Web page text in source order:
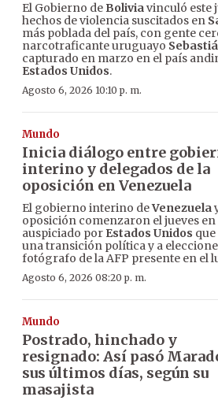
El Gobierno de Boliviavinculó este
hechos de violencia suscitados en
más poblada del país, con gente
narcotraficante uruguayo
capturado en marzo en el país
Estados Unidos.
Agosto 6, 2026 10:10 p. m.
Mundo
Inicia diálogo entre
interino y delegados de la
oposición en Venezuela
El gobierno interino deVenezuela
oposición comenzaron el jueves
auspiciado por Estados Unidos
una transición política y a
fotógrafo de la AFP presente en el
Agosto 6, 2026 08:20 p. m.
Mundo
Postrado, hinchado y
resignado: Así pasó
sus últimos días, según su
masajista